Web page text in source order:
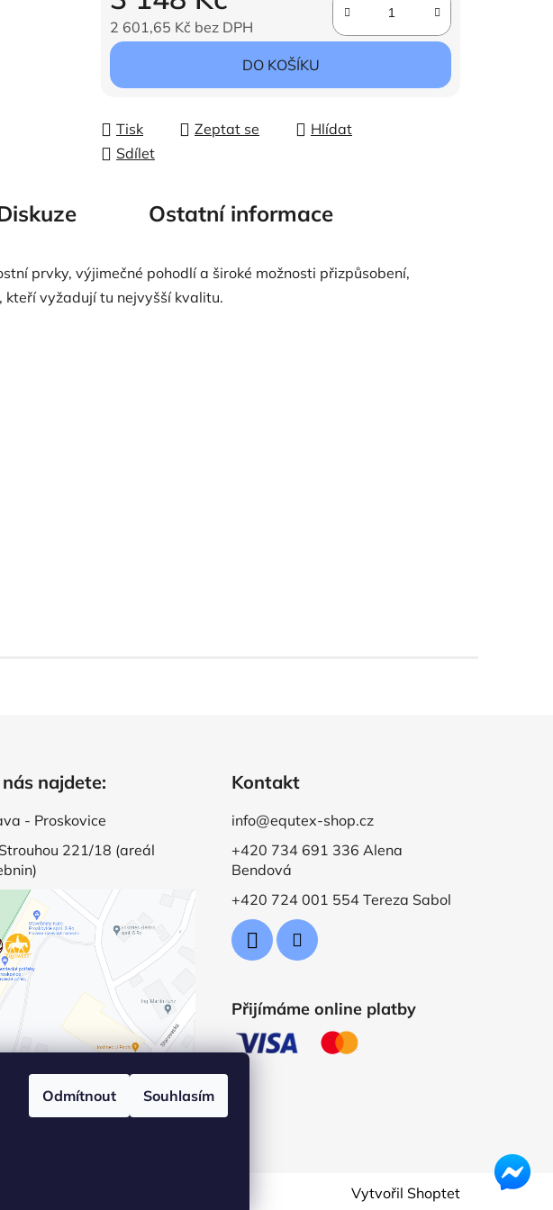
Odmítnout Souhlasím
2 601,65 Kč bez DPH
Měrná cena:
DO KOŠÍKU
Tisk Zeptat se
Hlídat
Sdílet
Ostatní informace
prvky, výjimečné pohodlí a široké možnosti přizpůsobení,
kteří vyžadují tu nejvyšší kvalitu.
nás najdete:
- Proskovice
221/18 (areál
Kontakt
info@equtex-shop.cz
+420 734 691 336 Alena
Bendová
+420 724 001 554 Tereza Sabol
Přijímáme online platby
Vytvořil Shoptet